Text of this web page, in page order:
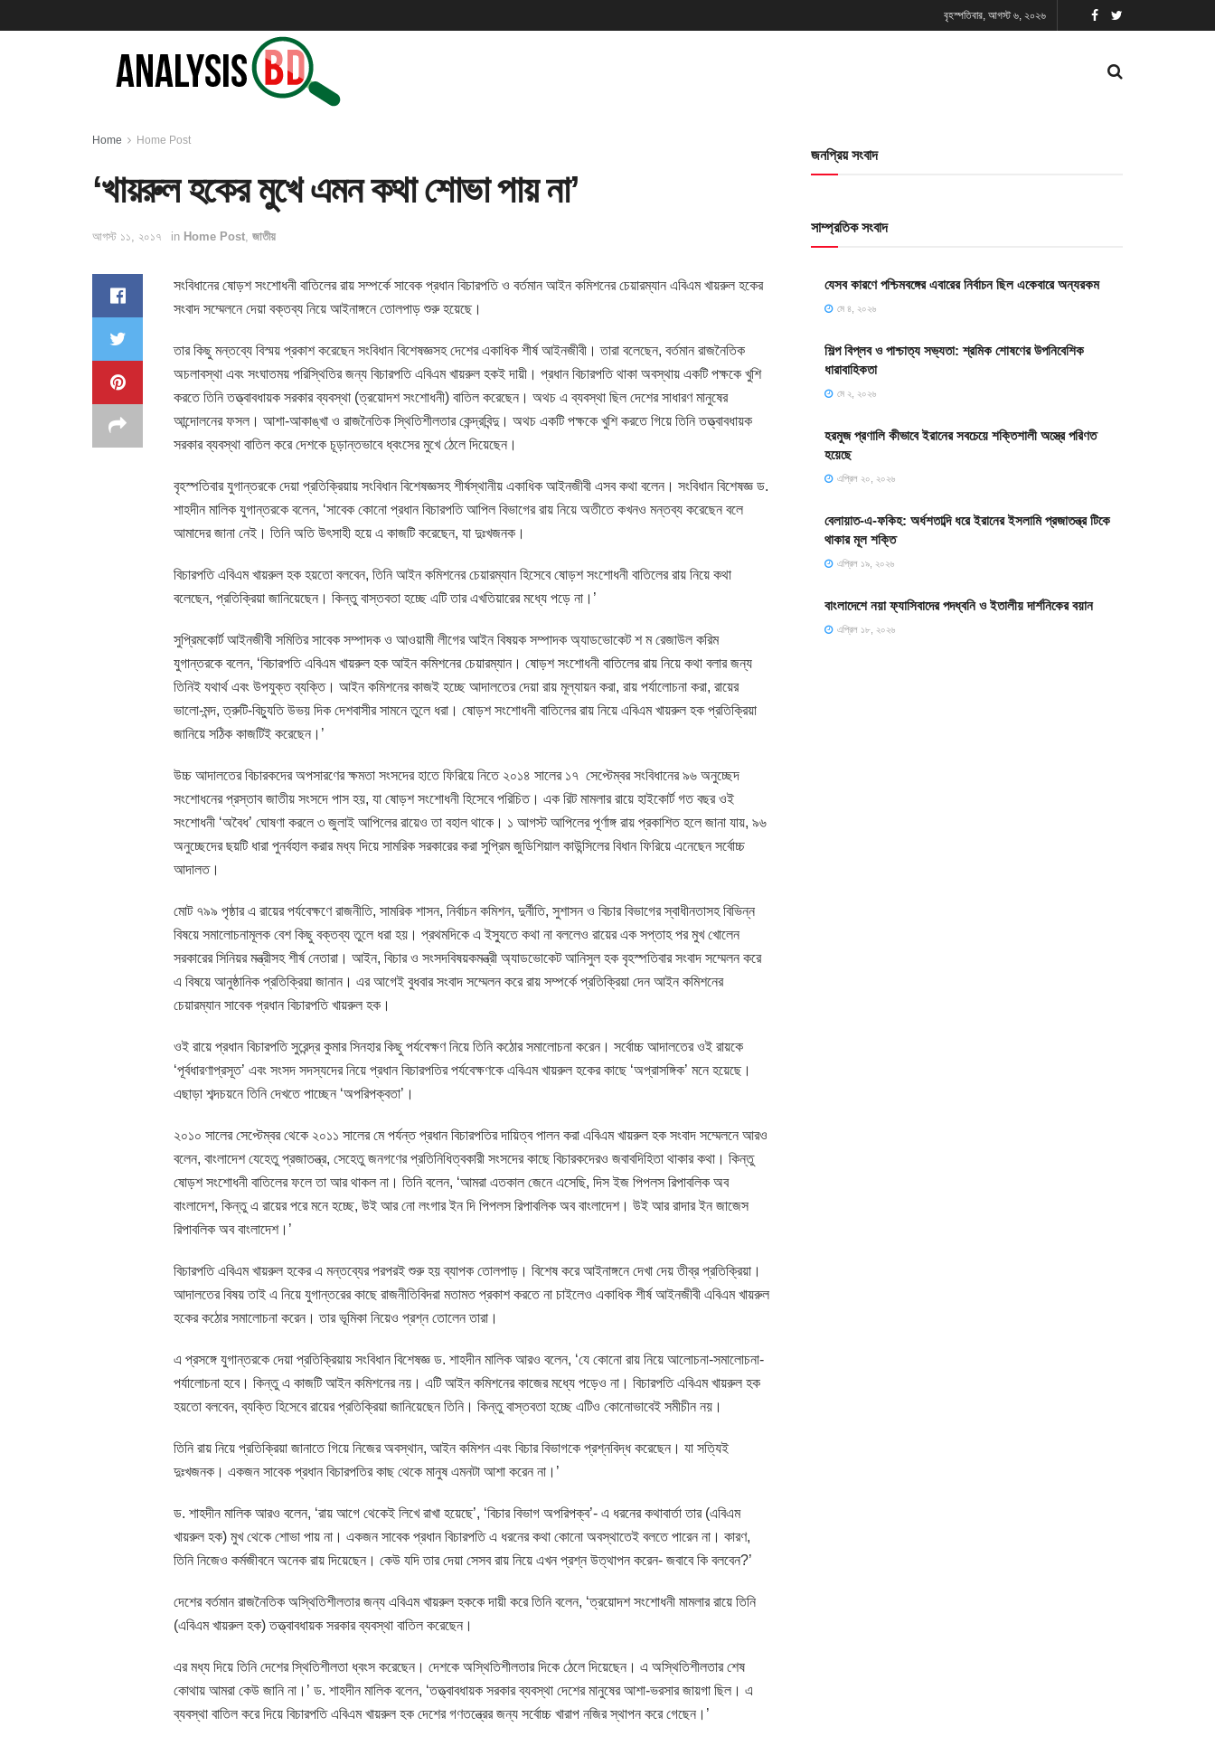
বৃহস্পতিবার, আগস্ট ৬, ২০২৬
Home Home Post
‘খায়রুল হকের মুখে এমন কথা শোভা পায় না’
আগস্ট ১১, ২০১৭ in Home Post জাতীয়
সংবিধানের ষোড়শ সংশোধনী বাতিলের রায় সম্পর্কে সাবেক প্রধান বিচারপতি ও বর্তমান আইন কমিশনের চেয়ারম্যান এবিএম খায়রুল হকের
সংবাদ সম্মেলনে দেয়া বক্তব্য নিয়ে আইনাঙ্গনে তোলপাড় শুরু হয়েছে।
তার কিছু মন্তব্যে বিস্ময় প্রকাশ করেছেন সংবিধান বিশেষজ্ঞসহ দেশের একাধিক শীর্ষ আইনজীবী। তারা বলেছেন, বর্তমান রাজনৈতিক
অচলাবস্থা এবং সংঘাতময় পরিস্থিতির জন্য বিচারপতি এবিএম খায়রুল হকই দায়ী। প্রধান বিচারপতি থাকা অবস্থায় একটি পক্ষকে খুশি
করতে তিনি তত্ত্বাবধায়ক সরকার ব্যবস্থা (ত্রয়োদশ সংশোধনী) বাতিল করেছেন। অথচ এ ব্যবস্থা ছিল দেশের সাধারণ মানুষের
আন্দোলনের ফসল। আশা-আকাঙ্খা ও রাজনৈতিক স্থিতিশীলতার কেন্দ্রবিন্দু। অথচ একটি পক্ষকে খুশি করতে গিয়ে তিনি তত্ত্বাবধায়ক
সরকার ব্যবস্থা বাতিল করে দেশকে চূড়ান্তভাবে ধ্বংসের মুখে ঠেলে দিয়েছেন।
বৃহস্পতিবার যুগান্তরকে দেয়া প্রতিক্রিয়ায় সংবিধান বিশেষজ্ঞসহ শীর্ষস্থানীয় একাধিক আইনজীবী এসব কথা বলেন। সংবিধান বিশেষজ্ঞ ড.
শাহদীন মালিক যুগান্তরকে বলেন, ‘সাবেক কোনো প্রধান বিচারপতি আপিল বিভাগের রায় নিয়ে অতীতে কখনও মন্তব্য করেছেন বলে
আমাদের জানা নেই। তিনি অতি উৎসাহী হয়ে এ কাজটি করেছেন, যা দুঃখজনক।
বিচারপতি এবিএম খায়রুল হক হয়তো বলবেন, তিনি আইন কমিশনের চেয়ারম্যান হিসেবে ষোড়শ সংশোধনী বাতিলের রায় নিয়ে কথা
বলেছেন, প্রতিক্রিয়া জানিয়েছেন। কিন্তু বাস্তবতা হচ্ছে এটি তার এখতিয়ারের মধ্যে পড়ে না।’
সুপ্রিমকোর্ট আইনজীবী সমিতির সাবেক সম্পাদক ও আওয়ামী লীগের আইন বিষয়ক সম্পাদক অ্যাডভোকেট শ ম রেজাউল করিম
যুগান্তরকে বলেন, ‘বিচারপতি এবিএম খায়রুল হক আইন কমিশনের চেয়ারম্যান। ষোড়শ সংশোধনী বাতিলের রায় নিয়ে কথা বলার জন্য
তিনিই যথার্থ এবং উপযুক্ত ব্যক্তি। আইন কমিশনের কাজই হচ্ছে আদালতের দেয়া রায় মূল্যায়ন করা, রায় পর্যালোচনা করা, রায়ের
ভালো-মন্দ, ত্রুটি-বিচ্যুতি উভয় দিক দেশবাসীর সামনে তুলে ধরা। ষোড়শ সংশোধনী বাতিলের রায় নিয়ে এবিএম খায়রুল হক প্রতিক্রিয়া
জানিয়ে সঠিক কাজটিই করেছেন।’
উচ্চ আদালতের বিচারকদের অপসারণের ক্ষমতা সংসদের হাতে ফিরিয়ে নিতে ২০১৪ সালের ১৭ সেপ্টেম্বর সংবিধানের ৯৬ অনুচ্ছেদ
সংশোধনের প্রস্তাব জাতীয় সংসদে পাস হয়, যা ষোড়শ সংশোধনী হিসেবে পরিচিত। এক রিট মামলার রায়ে হাইকোর্ট গত বছর ওই
সংশোধনী ‘অবৈধ’ ঘোষণা করলে ৩ জুলাই আপিলের রায়েও তা বহাল থাকে। ১ আগস্ট আপিলের পূর্ণাঙ্গ রায় প্রকাশিত হলে জানা যায়, ৯৬
অনুচ্ছেদের ছয়টি ধারা পুনর্বহাল করার মধ্য দিয়ে সামরিক সরকারের করা সুপ্রিম জুডিশিয়াল কাউন্সিলের বিধান ফিরিয়ে এনেছেন সর্বোচ্চ
আদালত।
মোট ৭৯৯ পৃষ্ঠার এ রায়ের পর্যবেক্ষণে রাজনীতি, সামরিক শাসন, নির্বাচন কমিশন, দুর্নীতি, সুশাসন ও বিচার বিভাগের স্বাধীনতাসহ বিভিন্ন
বিষয়ে সমালোচনামূলক বেশ কিছু বক্তব্য তুলে ধরা হয়। প্রথমদিকে এ ইস্যুতে কথা না বললেও রায়ের এক সপ্তাহ পর মুখ খোলেন
সরকারের সিনিয়র মন্ত্রীসহ শীর্ষ নেতারা। আইন, বিচার ও সংসদবিষয়কমন্ত্রী অ্যাডভোকেট আনিসুল হক বৃহস্পতিবার সংবাদ সম্মেলন করে
এ বিষয়ে আনুষ্ঠানিক প্রতিক্রিয়া জানান। এর আগেই বুধবার সংবাদ সম্মেলন করে রায় সম্পর্কে প্রতিক্রিয়া দেন আইন কমিশনের
চেয়ারম্যান সাবেক প্রধান বিচারপতি খায়রুল হক।
ওই রায়ে প্রধান বিচারপতি সুরেন্দ্র কুমার সিনহার কিছু পর্যবেক্ষণ নিয়ে তিনি কঠোর সমালোচনা করেন। সর্বোচ্চ আদালতের ওই রায়কে
‘পূর্বধারণাপ্রসূত’ এবং সংসদ সদস্যদের নিয়ে প্রধান বিচারপতির পর্যবেক্ষণকে এবিএম খায়রুল হকের কাছে ‘অপ্রাসঙ্গিক’ মনে হয়েছে।
এছাড়া শব্দচয়নে তিনি দেখতে পাচ্ছেন ‘অপরিপক্বতা’।
২০১০ সালের সেপ্টেম্বর থেকে ২০১১ সালের মে পর্যন্ত প্রধান বিচারপতির দায়িত্ব পালন করা এবিএম খায়রুল হক সংবাদ সম্মেলনে আরও
বলেন, বাংলাদেশ যেহেতু প্রজাতন্ত্র, সেহেতু জনগণের প্রতিনিধিত্বকারী সংসদের কাছে বিচারকদেরও জবাবদিহিতা থাকার কথা। কিন্তু
ষোড়শ সংশোধনী বাতিলের ফলে তা আর থাকল না। তিনি বলেন, ‘আমরা এতকাল জেনে এসেছি, দিস ইজ পিপলস রিপাবলিক অব
বাংলাদেশ, কিন্তু এ রায়ের পরে মনে হচ্ছে, উই আর নো লংগার ইন দি পিপলস রিপাবলিক অব বাংলাদেশ। উই আর রাদার ইন জাজেস
রিপাবলিক অব বাংলাদেশ।’
বিচারপতি এবিএম খায়রুল হকের এ মন্তব্যের পরপরই শুরু হয় ব্যাপক তোলপাড়। বিশেষ করে আইনাঙ্গনে দেখা দেয় তীব্র প্রতিক্রিয়া।
আদালতের বিষয় তাই এ নিয়ে যুগান্তরের কাছে রাজনীতিবিদরা মতামত প্রকাশ করতে না চাইলেও একাধিক শীর্ষ আইনজীবী এবিএম খায়রুল
হকের কঠোর সমালোচনা করেন। তার ভূমিকা নিয়েও প্রশ্ন তোলেন তারা।
এ প্রসঙ্গে যুগান্তরকে দেয়া প্রতিক্রিয়ায় সংবিধান বিশেষজ্ঞ ড. শাহদীন মালিক আরও বলেন, ‘যে কোনো রায় নিয়ে আলোচনা-সমালোচনা-
পর্যালোচনা হবে। কিন্তু এ কাজটি আইন কমিশনের নয়। এটি আইন কমিশনের কাজের মধ্যে পড়েও না। বিচারপতি এবিএম খায়রুল হক
হয়তো বলবেন, ব্যক্তি হিসেবে রায়ের প্রতিক্রিয়া জানিয়েছেন তিনি। কিন্তু বাস্তবতা হচ্ছে এটিও কোনোভাবেই সমীচীন নয়।
তিনি রায় নিয়ে প্রতিক্রিয়া জানাতে গিয়ে নিজের অবস্থান, আইন কমিশন এবং বিচার বিভাগকে প্রশ্নবিদ্ধ করেছেন। যা সত্যিই
দুঃখজনক। একজন সাবেক প্রধান বিচারপতির কাছ থেকে মানুষ এমনটা আশা করেন না।’
ড. শাহদীন মালিক আরও বলেন, ‘রায় আগে থেকেই লিখে রাখা হয়েছে’, ‘বিচার বিভাগ অপরিপক্ব’- এ ধরনের কথাবার্তা তার (এবিএম
খায়রুল হক) মুখ থেকে শোভা পায় না। একজন সাবেক প্রধান বিচারপতি এ ধরনের কথা কোনো অবস্থাতেই বলতে পারেন না। কারণ,
তিনি নিজেও কর্মজীবনে অনেক রায় দিয়েছেন। কেউ যদি তার দেয়া সেসব রায় নিয়ে এখন প্রশ্ন উত্থাপন করেন- জবাবে কি বলবেন?’
দেশের বর্তমান রাজনৈতিক অস্থিতিশীলতার জন্য এবিএম খায়রুল হককে দায়ী করে তিনি বলেন, ‘ত্রয়োদশ সংশোধনী মামলার রায়ে তিনি
(এবিএম খায়রুল হক) তত্ত্বাবধায়ক সরকার ব্যবস্থা বাতিল করেছেন।
এর মধ্য দিয়ে তিনি দেশের স্থিতিশীলতা ধ্বংস করেছেন। দেশকে অস্থিতিশীলতার দিকে ঠেলে দিয়েছেন। এ অস্থিতিশীলতার শেষ
কোথায় আমরা কেউ জানি না।’ ড. শাহদীন মালিক বলেন, ‘তত্ত্বাবধায়ক সরকার ব্যবস্থা দেশের মানুষের আশা-ভরসার জায়গা ছিল। এ
ব্যবস্থা বাতিল করে দিয়ে বিচারপতি এবিএম খায়রুল হক দেশের গণতন্ত্রের জন্য সর্বোচ্চ খারাপ নজির স্থাপন করে গেছেন।’
জনপ্রিয় সংবাদ
সাম্প্রতিক সংবাদ
যেসব কারণে পশ্চিমবঙ্গের এবারের নির্বাচন ছিল একেবারে অন্যরকম
মে ৪, ২০২৬
শিল্প বিপ্লব ও পাশ্চাত্য সভ্যতা: শ্রমিক শোষণের উপনিবেশিক
ধারাবাহিকতা
মে ২, ২০২৬
হরমুজ প্রণালি কীভাবে ইরানের সবচেয়ে শক্তিশালী অস্ত্রে পরিণত
হয়েছে
এপ্রিল ২০, ২০২৬
বেলায়াত-এ-ফকিহ: অর্ধশতাব্দি ধরে ইরানের ইসলামি প্রজাতন্ত্র টিকে
থাকার মূল শক্তি
এপ্রিল ১৯, ২০২৬
বাংলাদেশে নয়া ফ্যাসিবাদের পদধ্বনি ও ইতালীয় দার্শনিকের বয়ান
এপ্রিল ১৮, ২০২৬